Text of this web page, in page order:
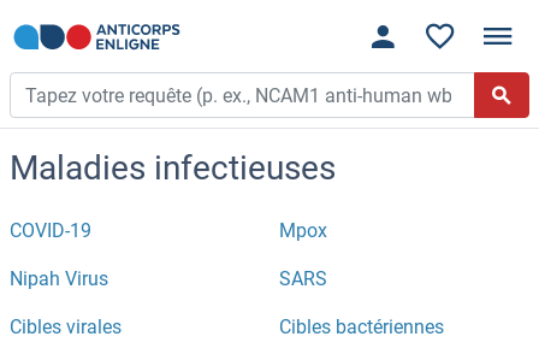
Maladies infectieuses
COVID-19 Mpox
Nipah Virus SARS
Cibles virales Cibles bactériennes